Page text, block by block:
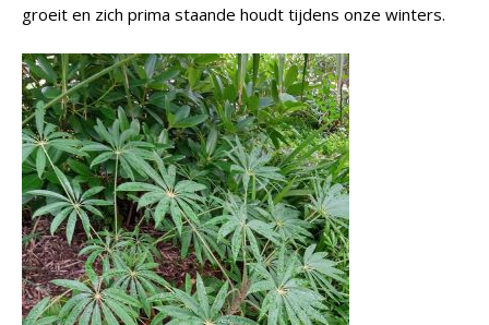
groeit en zich prima staande houdt tijdens onze winters.